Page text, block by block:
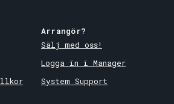
Arrangör?
Sälj med oss!
Logga in i Manager
System Support